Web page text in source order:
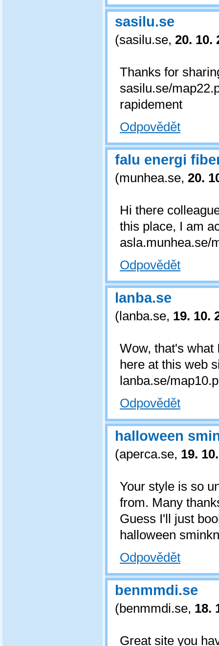
sasilu.se
(sasilu.se, 20. 10.
Thanks for
sasilu.se/
rapidement
Odpovědět
falu energi
(munhea.se, 20.
Hi there
this place, I am
asla.munhea.se/
Odpovědět
lanba.se
(lanba.se, 19. 10.
Wow, that's what
here at this web
lanba.se/
Odpovědět
halloween
(aperca.se, 19.
Your style is so
from. Many
Guess I'll just
halloween
Odpovědět
benmmdi.se
(benmmdi.se, 18.
Great site you